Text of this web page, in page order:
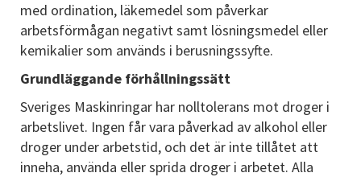
med ordination, läkemedel som påverkar
arbetsförmågan negativt samt lösningsmedel eller
kemikalier som används i berusningssyfte.
Grundläggande förhållningssätt
Sveriges Maskinringar har nolltolerans mot droger i
arbetslivet. Ingen får vara påverkad av alkohol eller
droger under arbetstid, och det är inte tillåtet att
inneha, använda eller sprida droger i arbetet. Alla